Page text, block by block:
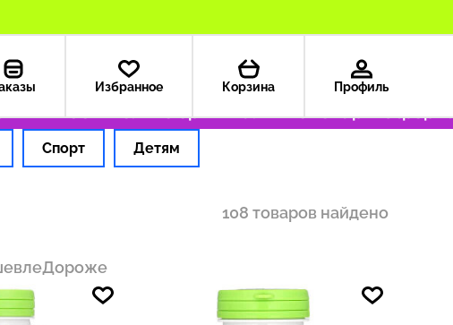
Избранное Корзина Профиль
— 199 ₽ Только оригинальные товары
Спорт Детям
108 товаров найдено
Дороже